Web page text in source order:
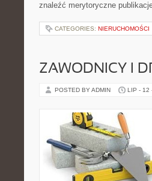
znaleźć merytoryczne
CATEGORIES: NIERUCHOMOŚCI
ZAWODNICY I
POSTED BY ADMIN LIP - 12